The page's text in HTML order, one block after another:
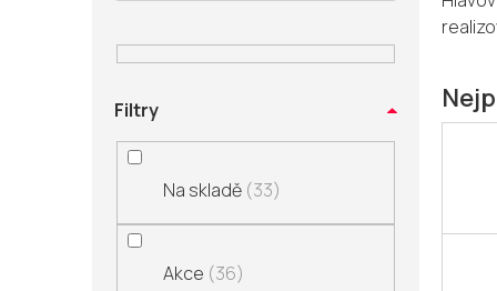
Filtry
Na skladě 33
Akce 36